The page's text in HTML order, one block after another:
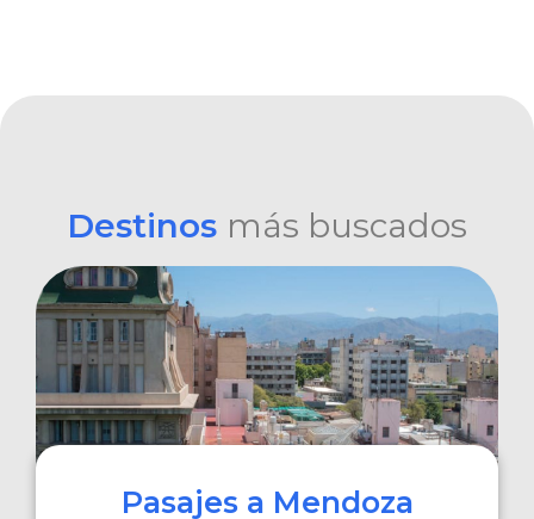
Destinos más buscados
Pasajes a Mendoza